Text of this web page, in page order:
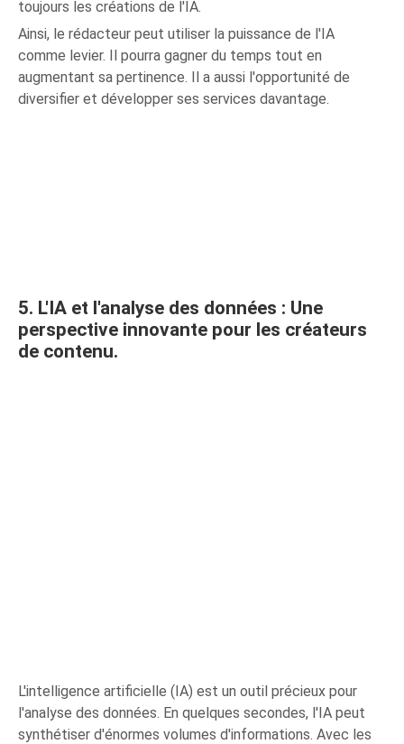
toujours les créations de l'IA.
Ainsi, le rédacteur peut utiliser la puissance de l'IA
comme levier. Il pourra gagner du temps tout en
augmentant sa pertinence. Il a aussi l'opportunité de
diversifier et développer ses services davantage.
5. L'IA et l'analyse des données : Une
perspective innovante pour les créateurs
de contenu.
L'intelligence artificielle (IA) est un outil précieux pour
l'analyse des données. En quelques secondes, l'IA peut
synthétiser d'énormes volumes d'informations. Avec les